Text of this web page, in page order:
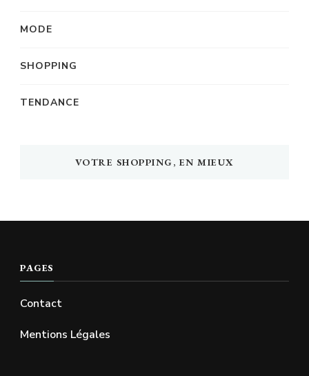
MODE
SHOPPING
TENDANCE
VOTRE SHOPPING, EN MIEUX
PAGES
Contact
Mentions Légales